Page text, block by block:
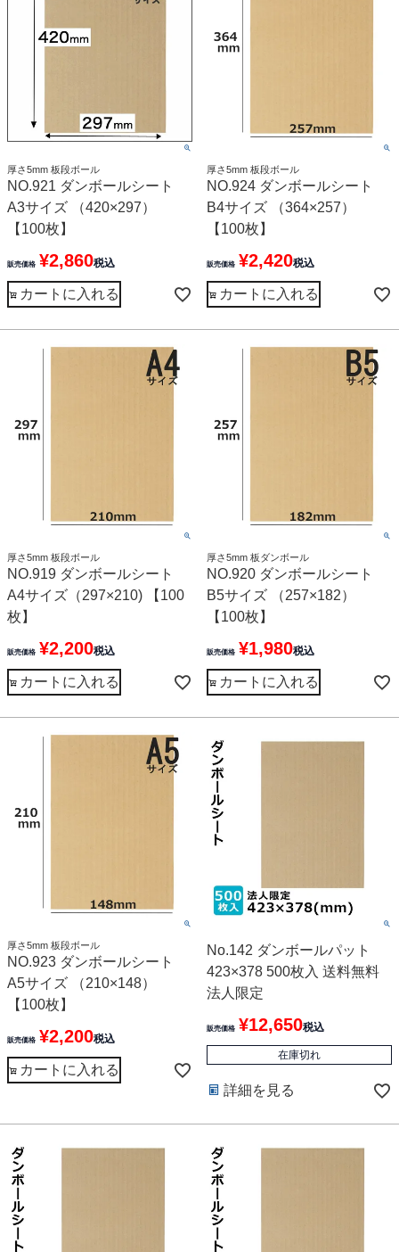
厚さ5mm 板段ボール
NO.921 ダンボールシート
A3サイズ （420×297）
【100枚】
販売価格 ¥2,860税込
カートに入れる
厚さ5mm 板段ボール
NO.924 ダンボールシート
B4サイズ （364×257）
【100枚】
販売価格 ¥2,420税込
カートに入れる
厚さ5mm 板段ボール
NO.919 ダンボールシート
A4サイズ（297×210) 【100
枚】
販売価格 ¥2,200税込
カートに入れる
厚さ5mm 板ダンボール
NO.920 ダンボールシート
B5サイズ （257×182）
【100枚】
販売価格 ¥1,980税込
カートに入れる
厚さ5mm 板段ボール
NO.923 ダンボールシート
A5サイズ （210×148）
【100枚】
販売価格 ¥2,200税込
カートに入れる
No.142 ダンボールパット
423×378 500枚入 送料無料
法人限定
販売価格 ¥12,650税込
在庫切れ
詳細を見る